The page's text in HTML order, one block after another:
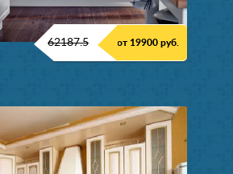
62187.5 от 19900 руб.